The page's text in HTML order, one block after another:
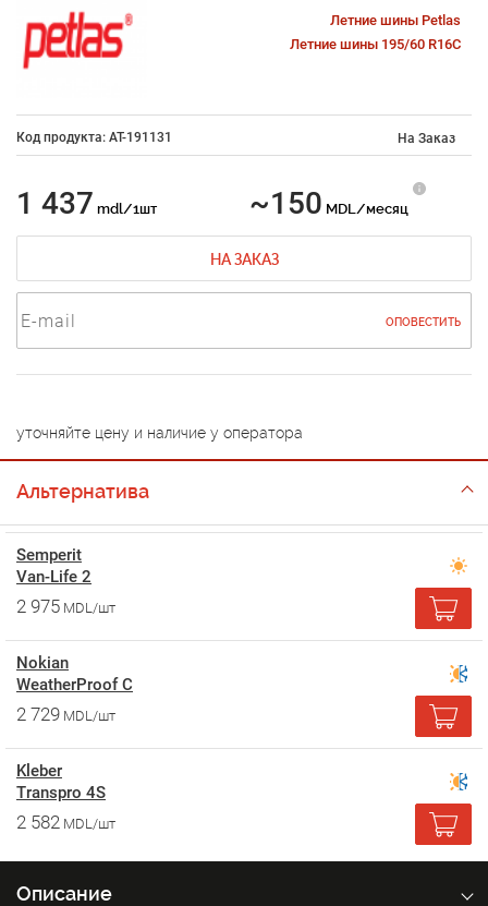
Летние шины Petlas
Летние шины 195/60 R16C
Код продукта: AT-191131 На Заказ
1 437 mdl/1шт ~150 MDL/месяц
НА ЗАКАЗ
ОПОВЕСТИТЬ
уточняйте цену и наличие у оператора
Альтернатива
Semperit
Van-Life 2
2 975 MDL/шт
Nokian
WeatherProof C
2 729 MDL/шт
Kleber
Transpro 4S
2 582 MDL/шт
Описание